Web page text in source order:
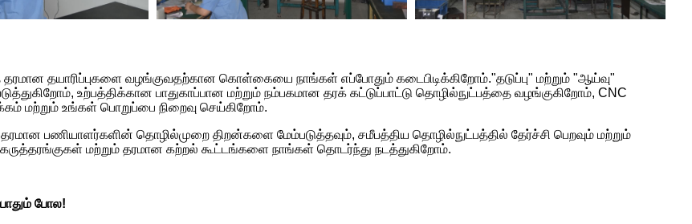
தரமான தயாரிப்புகளை வழங்குவதற்கான கொள்கையை நாங்கள் எப்போதும் கடைபிடிக்கிறோம்."தடுப்பு" மற்றும் "ஆய்வு"
உற்பத்திக்கான பாதுகாப்பான மற்றும் நம்பகமான தரக் கட்டுப்பாட்டு தொழில்நுட்பத்தை வழங்குகிறோம், CNC
மற்றும் உங்கள் பொறுப்பை நிறைவு செய்கிறோம்.
பணியாளர்களின் தொழில்முறை திறன்களை மேம்படுத்தவும், சமீபத்திய தொழில்நுட்பத்தில் தேர்ச்சி பெறவும் மற்றும்
மற்றும் தரமான கற்றல் கூட்டங்களை நாங்கள் தொடர்ந்து நடத்துகிறோம்.
போல!